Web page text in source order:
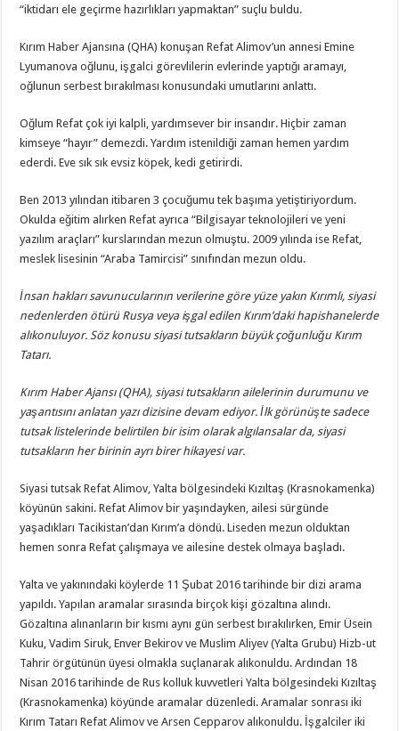
“iktidarı ele geçirme hazırlıkları yapmaktan” suçlu buldu.
Kırım Haber Ajansına (QHA) konuşan Refat Alimov’un annesi Emine
Lyumanova oğlunu, işgalci görevlilerin evlerinde yaptığı aramayı,
oğlunun serbest bırakılması konusundaki umutlarını anlattı.
Oğlum Refat çok iyi kalpli, yardımsever bir insandır. Hiçbir zaman
kimseye “hayır” demezdi. Yardım istenildiği zaman hemen yardım
ederdi. Eve sık sık evsiz köpek, kedi getirirdi.
Ben 2013 yılından itibaren 3 çocuğumu tek başıma yetiştiriyordum.
Okulda eğitim alırken Refat ayrıca “Bilgisayar teknolojileri ve yeni
yazılım araçları” kurslarından mezun olmuştu. 2009 yılında ise Refat,
meslek lisesinin “Araba Tamircisi” sınıfından mezun oldu.
İnsan hakları savunucularının verilerine göre yüze yakın Kırımlı, siyasi
nedenlerden ötürü Rusya veya işgal edilen Kırım’daki hapishanelerde
alıkonuluyor. Söz konusu siyasi tutsakların büyük çoğunluğu Kırım
Tatarı.
Kırım Haber Ajansı (QHA), siyasi tutsakların ailelerinin durumunu ve
yaşantısını anlatan yazı dizisine devam ediyor. İlk görünüşte sadece
tutsak listelerinde belirtilen bir isim olarak algılansalar da, siyasi
tutsakların her birinin ayrı birer hikayesi var.
Siyasi tutsak Refat Alimov, Yalta bölgesindeki Kızıltaş (Krasnokamenka)
köyünün sakini. Refat Alimov bir yaşındayken, ailesi sürgünde
yaşadıkları Tacikistan’dan Kırım’a döndü. Liseden mezun olduktan
hemen sonra Refat çalışmaya ve ailesine destek olmaya başladı.
Yalta ve yakınındaki köylerde 11 Şubat 2016 tarihinde bir dizi arama
yapıldı. Yapılan aramalar sırasında birçok kişi gözaltına alındı.
Gözaltına alınanların bir kısmı aynı gün serbest bırakılırken, Emir Üsein
Kuku, Vadim Siruk, Enver Bekirov ve Muslim Aliyev (Yalta Grubu) Hizb-ut
Tahrir örgütünün üyesi olmakla suçlanarak alıkonuldu. Ardından 18
Nisan 2016 tarihinde de Rus kolluk kuvvetleri Yalta bölgesindeki Kızıltaş
(Krasnokamenka) köyünde aramalar düzenledi. Aramalar sonrası iki
Kırım Tatarı Refat Alimov ve Arsen Cepparov alıkonuldu. İşgalciler iki